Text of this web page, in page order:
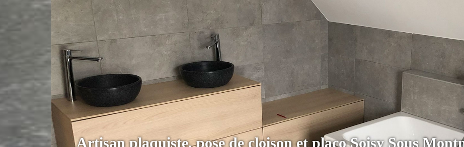
Artisan plaquiste, pose de cloison et placo Soisy Sous